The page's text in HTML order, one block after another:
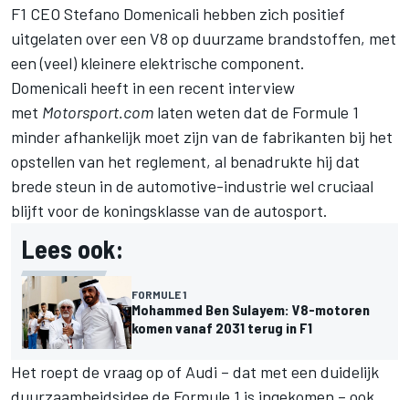
F1 CEO Stefano Domenicali hebben zich positief
uitgelaten over een V8 op duurzame brandstoffen, met
een (veel) kleinere elektrische component.
Domenicali heeft in een recent interview
met Motorsport.com laten weten dat de Formule 1
minder afhankelijk moet zijn van de fabrikanten bij het
opstellen van het reglement, al benadrukte hij dat
brede steun in de automotive-industrie wel cruciaal
blijft voor de koningsklasse van de autosport.
Lees ook:
FORMULE 1
Mohammed Ben Sulayem: V8-motoren
komen vanaf 2031 terug in F1
Het roept de vraag op of Audi – dat met een duidelijk